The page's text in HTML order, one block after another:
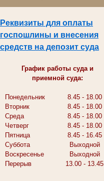
Реквизиты для оплаты
госпошлины и внесения
средств на депозит суда
График работы суда и
приемной суда:
Понедельник
8.45 - 18.00
Вторник
8.45 - 18.00
Среда
8.45 - 18.00
Четверг
8.45 - 18.00
Пятница
8.45 - 16.45
Суббота
Выходной
Воскресенье
Выходной
Перерыв
13.00 - 13.45